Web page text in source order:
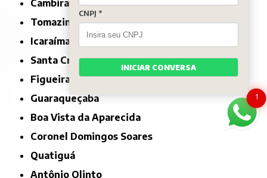
Cambira
Tomazina
Icaraíma
Santa Cruz de Monte Castelo
Figueira
Guaraqueçaba
Boa Vista da Aparecida
Coronel Domingos Soares
Quatiguá
Antônio Olinto
1
CNPJ *
INICIAR CONVERSA